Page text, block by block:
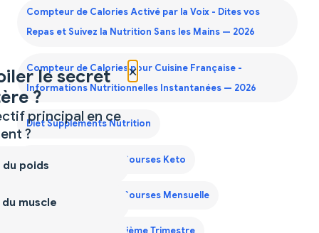
Compteur de Calories Activé par la Voix - Dites vos
Repas et Suivez la Nutrition Sans les Mains — 2026
Compteur de Calories pour Cuisine Française -
Informations Nutritionnelles Instantanées — 2026
Diet Supplements Nutrition
Générateur Liste de Courses Keto
Générateur Liste de Courses Mensuelle
×
le secret
?
principal en ce
?
poids
muscle